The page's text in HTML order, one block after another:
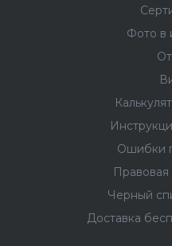
Фото в
Ошибки
Черный
Доставка